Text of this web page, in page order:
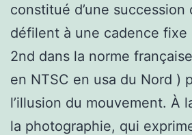
constitué d’une succession
défilent à une cadence fixe
2nd dans la norme
en NTSC en usa du Nord )
l’illusion du mouvement. À
la photographie, qui